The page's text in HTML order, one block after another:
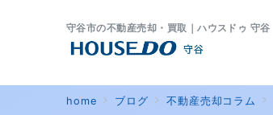
守谷市の不動産売却・買取｜ハウスドゥ 守谷
home ブログ 不動産売却コラム